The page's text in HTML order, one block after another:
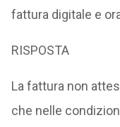
fattura digitale e
RISPOSTA
La fattura non
che nelle